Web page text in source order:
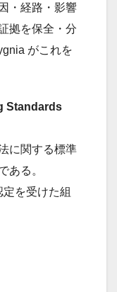
・経路・影響
拠を保全・分
がこれを
Standards
に関する標準
ある。
を受けた組